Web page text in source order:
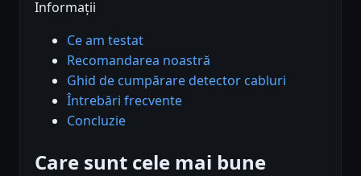
Informații
Ce am testat
Recomandarea noastră
Ghid de cumpărare detector cabluri
Întrebări frecvente
Concluzie
Care sunt cele mai bune